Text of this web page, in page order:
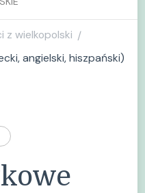
z wielkopolski /
angielski, hiszpański)